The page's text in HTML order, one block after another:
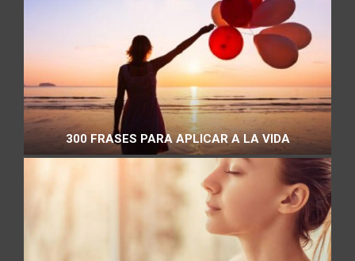
300 FRASES PARA APLICAR A LA VIDA